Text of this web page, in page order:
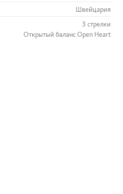
Швейцария
3 стрелки
Открытый баланс Open Heart